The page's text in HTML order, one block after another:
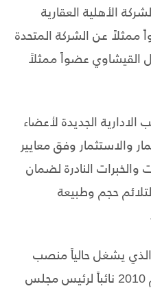
الأهلية العقارية
عن الشركة المتحدة
القيشاوي عضواً ممثلاً
الجديدة لأعضاء
والاستثمار وفق معايير
والخبرات النادرة لضمان
لتلائم حجم وطبيعة
الذي يشغل حالياً منصب
مدير عام الشركة منذ أواخر عام 2010 نائباً لرئيس مجلس